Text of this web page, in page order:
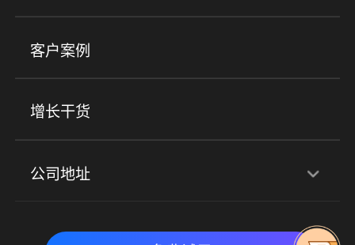
心理机构
实时私域带货 数字化运营
小程序商城 ERP 企微SCRM
社群圈子
客户案例
增长干货
公司地址